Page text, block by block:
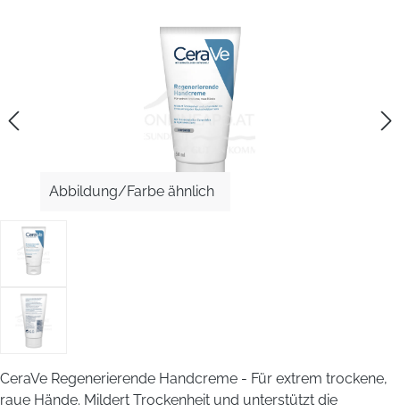
Bildergalerie überspringen
Abbildung/Farbe ähnlich
CeraVe Regenerierende Handcreme - Für extrem trockene,
raue Hände. Mildert Trockenheit und unterstützt die